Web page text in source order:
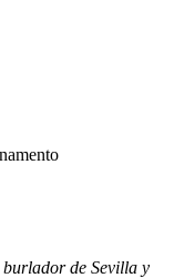
burlador de Sevilla y